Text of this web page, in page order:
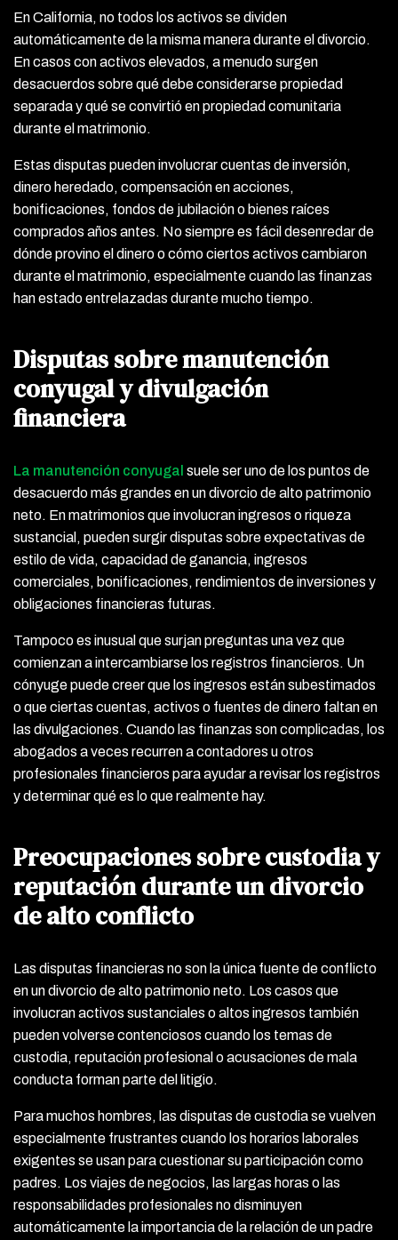
En California, no todos los activos se dividen
automáticamente de la misma manera durante el divorcio.
En casos con activos elevados, a menudo surgen
desacuerdos sobre qué debe considerarse propiedad
separada y qué se convirtió en propiedad comunitaria
durante el matrimonio.
Estas disputas pueden involucrar cuentas de inversión,
dinero heredado, compensación en acciones,
bonificaciones, fondos de jubilación o bienes raíces
comprados años antes. No siempre es fácil desenredar de
dónde provino el dinero o cómo ciertos activos cambiaron
durante el matrimonio, especialmente cuando las finanzas
han estado entrelazadas durante mucho tiempo.
Disputas sobre manutención
conyugal y divulgación
financiera
La manutención conyugal suele ser uno de los puntos de
desacuerdo más grandes en un divorcio de alto patrimonio
neto. En matrimonios que involucran ingresos o riqueza
sustancial, pueden surgir disputas sobre expectativas de
estilo de vida, capacidad de ganancia, ingresos
comerciales, bonificaciones, rendimientos de inversiones y
obligaciones financieras futuras.
Tampoco es inusual que surjan preguntas una vez que
comienzan a intercambiarse los registros financieros. Un
cónyuge puede creer que los ingresos están subestimados
o que ciertas cuentas, activos o fuentes de dinero faltan en
las divulgaciones. Cuando las finanzas son complicadas, los
abogados a veces recurren a contadores u otros
profesionales financieros para ayudar a revisar los registros
y determinar qué es lo que realmente hay.
Preocupaciones sobre custodia y
reputación durante un divorcio
de alto conflicto
Las disputas financieras no son la única fuente de conflicto
en un divorcio de alto patrimonio neto. Los casos que
involucran activos sustanciales o altos ingresos también
pueden volverse contenciosos cuando los temas de
custodia, reputación profesional o acusaciones de mala
conducta forman parte del litigio.
Para muchos hombres, las disputas de custodia se vuelven
especialmente frustrantes cuando los horarios laborales
exigentes se usan para cuestionar su participación como
padres. Los viajes de negocios, las largas horas o las
responsabilidades profesionales no disminuyen
automáticamente la importancia de la relación de un padre